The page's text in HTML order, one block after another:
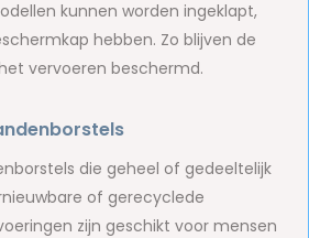
kunnen worden ingeklapt,
hebben. Zo blijven de
vervoeren beschermd.
die geheel of gedeeltelijk
of gerecyclede
zijn geschikt voor mensen